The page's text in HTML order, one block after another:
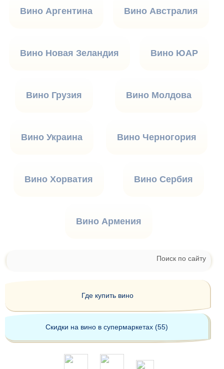
Вино Аргентина Вино Австралия
Вино Новая Зеландия Вино ЮАР
Вино Грузия Вино Молдова
Вино Украина Вино Черногория
Вино Хорватия Вино Сербия
Вино Армения
Поиск по сайту
Где купить вино
Скидки на вино в супермаркетах (55)